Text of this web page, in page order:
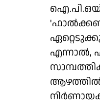
'ഫാൽക്കൺ
എന്നാൽ,
ആഴത്തിൽ